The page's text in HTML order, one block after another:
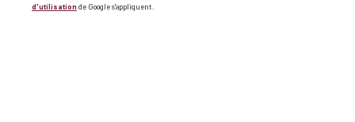
d'utilisation de Google s'appliquent.